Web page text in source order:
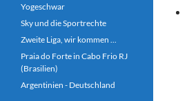
Yogeschwar
Sky und die Sportrechte
Zweite Liga, wir kommen ...
Praia do Forte in Cabo Frio RJ
(Brasilien)
Argentinien - Deutschland